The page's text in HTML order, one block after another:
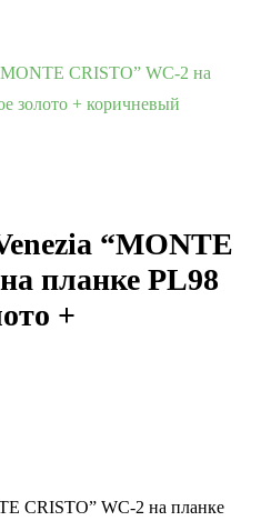
CRISTO” WC-2 на
золото + коричневый
“MONTE
планке PL98
+
CRISTO” WC-2 на планке